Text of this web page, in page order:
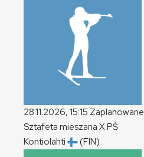
28.11.2026, 15:15 Zaplanowane
Sztafeta mieszana XPŚ
Kontiolahti
(FIN)